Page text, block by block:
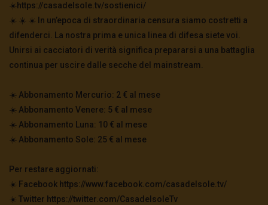
☀️https://casadelsole.tv/sostienici/
☀️ ☀️ ☀️ In un’epoca di straordinaria censura siamo costretti a
difenderci. La nostra prima e unica linea di difesa siete voi.
Unirsi ai cacciatori di verità significa prepararsi a una battaglia
continua per uscire dalle secche del mainstream.
☀️ Abbonamento Mercurio: 2 € al mese
☀️ Abbonamento Venere: 5 € al mese
☀️ Abbonamento Luna: 10 € al mese
☀️ Abbonamento Sole: 25 € al mese
Per restare aggiornati:
☀️ Facebook https://www.facebook.com/casadelsole.tv/
☀️ Twitter https://twitter.com/CasadelsoleTv